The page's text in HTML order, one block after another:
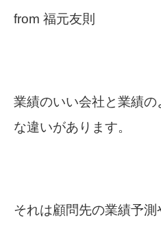
from 福元友則
業績のいい会社と業績
な違いがあります。
それは顧問先の業績予